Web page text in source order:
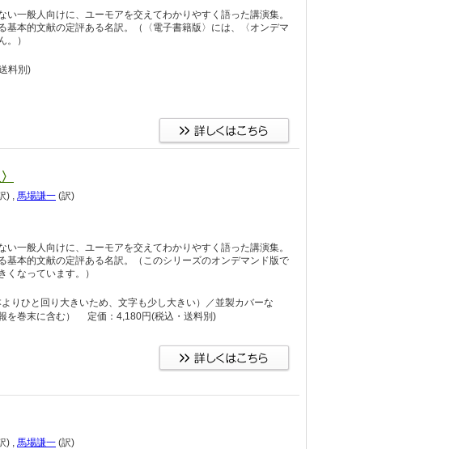
一般人向けに、ユーモアを交えてわかりやすく語った講演集。
基本的文献の定評ある名訳。（〈電子書籍版〉には、〈オンデマ
。）
料別)
) , 馬場謙一 (訳)
一般人向けに、ユーモアを交えてわかりやすく語った講演集。
基本的文献の定評ある名訳。（このシリーズのオンデマンド版で
なっています。）
りひと回り大きいため、文字も少し大きい）／並製カバーな
を巻末に含む） 定価：4,180円(税込・送料別)
) , 馬場謙一 (訳)